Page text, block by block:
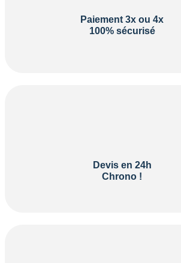
Paiement 3x ou 4x
100% sécurisé
Devis en 24h
Chrono !